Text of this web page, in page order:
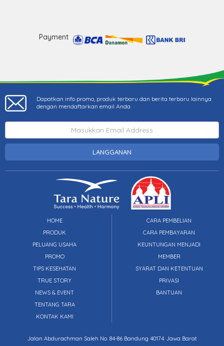
Payment
Dapatkan info promo, produk terbaru dan berita terbaru lainnya
dengan mendaftarkan email Anda
LANGGANAN
HOME
PRODUK
PELUANG USAHA
PROMO
TIPS KESEHATAN
TRUE STORY
NEWS & EVENT
TENTANG TARA
KONTAK KAMI
CARA PEMBELIAN
CARA PEMBAYARAN
KEUNTUNGAN MENJADI
MEMBER
SYARAT DAN KETENTUAN
PRIVASI
BANTUAN
Jalan Abdurachman Saleh No. 84-86 Bandung 40174. Jawa Barat